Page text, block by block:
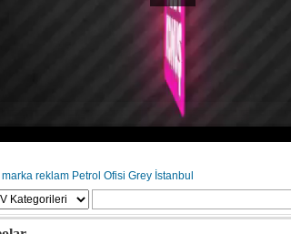
marka reklam Petrol Ofisi Grey İstanbul